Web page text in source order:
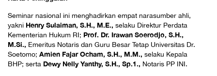
Seminar nasional ini menghadirkan empat narasumber ahli,
yakni Henry Sulaiman, S.H., M.E., selaku Direktur Perdata
Kementerian Hukum RI; Prof. Dr. Irawan Soerodjo, S.H.,
M.Si., Emeritus Notaris dan Guru Besar Tetap Universitas Dr.
Soetomo; Amien Fajar Ocham, S.H., M.M., selaku Kepala
BHP; serta Dewy Nelly Yanthy, S.H., Sp.1., Notaris PP INI.